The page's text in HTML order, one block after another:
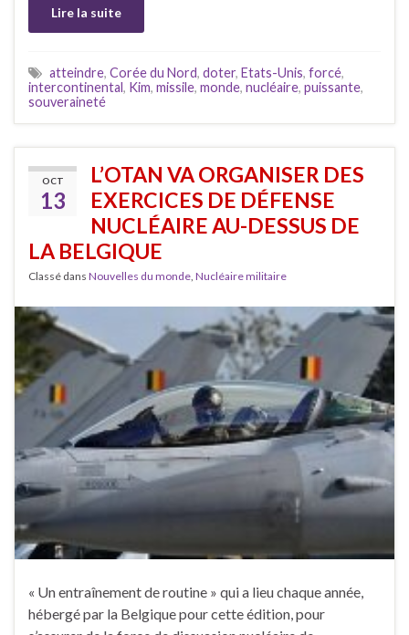
Lire la suite
atteindre, Corée du Nord, doter, Etats-Unis, forcé,
intercontinental, Kim, missile, monde, nucléaire, puissante,
souveraineté
OCT
13
L’OTAN VA ORGANISER DES
EXERCICES DE DÉFENSE
NUCLÉAIRE AU-DESSUS DE
LA BELGIQUE
Classé dans Nouvelles du monde, Nucléaire militaire
« Un entraînement de routine » qui a lieu chaque année,
hébergé par la Belgique pour cette édition, pour